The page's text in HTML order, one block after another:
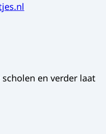
en verder laat